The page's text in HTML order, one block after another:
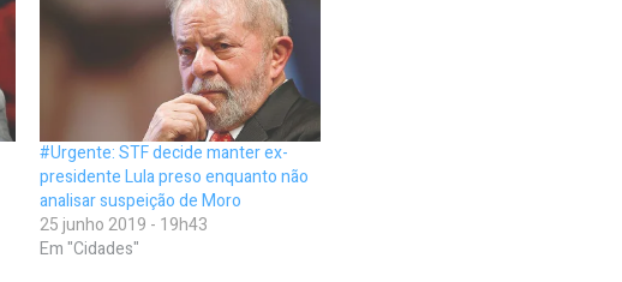
#Urgente: STF decide manter ex-
presidente Lula preso enquanto não
analisar suspeição de Moro
25 junho 2019 - 19h43
Em "Cidades"